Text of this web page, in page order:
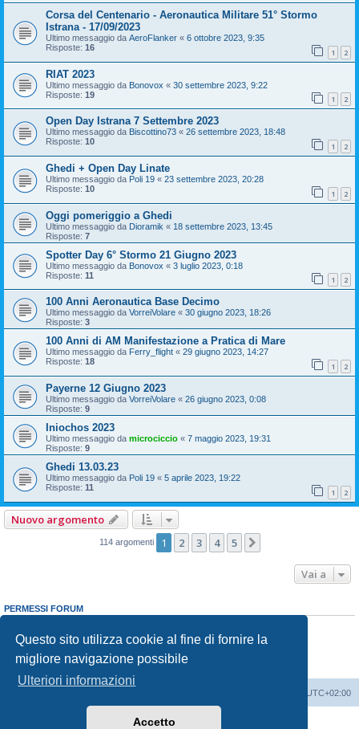
Questo sito utilizza cookie al fine di fornire la
migliore navigazione possibile
Ulteriori informazioni
Accetto
Corsa del Centenario - Aeronautica Militare 51° Stormo
Istrana - 17/09/2023
Ultimo messaggio da AeroFlanker « 6 ottobre 2023, 9:35
Risposte: 16 1 2
RIAT 2023
Ultimo messaggio da Bonovox « 30 settembre 2023, 9:22
Risposte: 19 1 2
Open Day Istrana 7 Settembre 2023
Ultimo messaggio da Biscottino73 « 26 settembre 2023, 18:48
Risposte: 10 1 2
Ghedi + Open Day Linate
Ultimo messaggio da Poli 19 « 23 settembre 2023, 20:28
Risposte: 10 1 2
Oggi pomeriggio a Ghedi
Ultimo messaggio da Dioramik « 18 settembre 2023, 13:45
Risposte: 7
Spotter Day 6° Stormo 21 Giugno 2023
Ultimo messaggio da Bonovox « 3 luglio 2023, 0:18
Risposte: 11 1 2
100 Anni Aeronautica Base Decimo
Ultimo messaggio da VorreiVolare « 30 giugno 2023, 18:26
Risposte: 3
100 Anni di AM Manifestazione a Pratica di Mare
Ultimo messaggio da Ferry_flight « 29 giugno 2023, 14:27
Risposte: 18 1 2
Payerne 12 Giugno 2023
Ultimo messaggio da VorreiVolare « 26 giugno 2023, 0:08
Risposte: 9
Iniochos 2023
Ultimo messaggio da microciccio « 7 maggio 2023, 19:31
Risposte: 9
Ghedi 13.03.23
Ultimo messaggio da Poli 19 « 5 aprile 2023, 19:22
Risposte: 11 1 2
Nuovo argomento
114 argomenti 1 2 3 4 5
Vai a
PERMESSI FORUM
Non puoirispondere negli argomenti
Non puoimodificare i tuoi messaggi
Non puoicancellare i tuoi messaggi
Non puoi
inviare allegati
UTC+02:00
phpBB® Forum Software © phpBB Limited